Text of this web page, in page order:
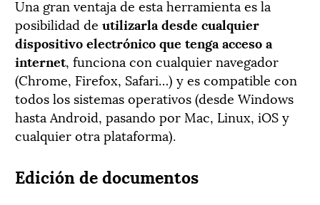
Una gran ventaja de esta herramienta es la
posibilidad de utilizarla desde cualquier
dispositivo electrónico que tenga acceso a
internet, funciona con cualquier navegador
(Chrome, Firefox, Safari…) y es compatible con
todos los sistemas operativos (desde Windows
hasta Android, pasando por Mac, Linux, iOS y
cualquier otra plataforma).
Edición de documentos